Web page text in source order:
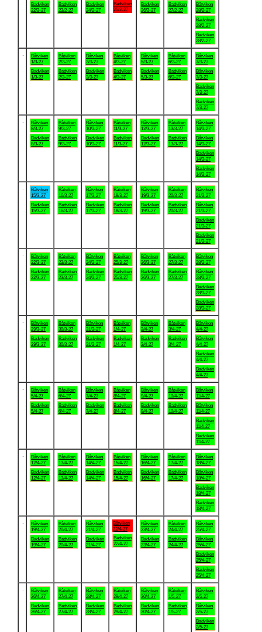
Badviken
22/2-27
Badviken
23/2-27
Badviken
24/2-27
Badviken
25/2-27
Badviken
26/2-27
Badviken
27/2-27
Båtviken
28/2-27
Badviken
28/2-27
Badviken
28/2-27
Båtviken
1/3-27
Badviken
1/3-27
Båtviken
2/3-27
Badviken
2/3-27
Båtviken
3/3-27
Badviken
3/3-27
Båtviken
4/3-27
Badviken
4/3-27
Båtviken
5/3-27
Badviken
5/3-27
Båtviken
6/3-27
Badviken
6/3-27
Båtviken
7/3-27
Båtviken
7/3-27
Badviken
7/3-27
Badviken
7/3-27
Båtviken
8/3-27
Badviken
8/3-27
Båtviken
9/3-27
Badviken
9/3-27
Båtviken
10/3-27
Badviken
10/3-27
Båtviken
11/3-27
Badviken
11/3-27
Båtviken
12/3-27
Badviken
12/3-27
Båtviken
13/3-27
Badviken
13/3-27
Båtviken
14/3-27
Båtviken
14/3-27
Badviken
14/3-27
Badviken
14/3-27
Båtviken
15/3-27
Badviken
15/3-27
Båtviken
16/3-27
Badviken
16/3-27
Båtviken
17/3-27
Badviken
17/3-27
Båtviken
18/3-27
Badviken
18/3-27
Båtviken
19/3-27
Badviken
19/3-27
Båtviken
20/3-27
Badviken
20/3-27
Båtviken
21/3-27
Båtviken
21/3-27
Badviken
21/3-27
Badviken
21/3-27
Båtviken
22/3-27
Badviken
22/3-27
Båtviken
23/3-27
Badviken
23/3-27
Båtviken
24/3-27
Badviken
24/3-27
Båtviken
25/3-27
Badviken
25/3-27
Båtviken
26/3-27
Badviken
26/3-27
Båtviken
27/3-27
Badviken
27/3-27
Båtviken
28/3-27
Båtviken
28/3-27
Badviken
28/3-27
Badviken
28/3-27
Båtviken
29/3-27
Badviken
29/3-27
Båtviken
30/3-27
Badviken
30/3-27
Båtviken
31/3-27
Badviken
31/3-27
Båtviken
1/4-27
Badviken
1/4-27
Båtviken
2/4-27
Badviken
2/4-27
Båtviken
3/4-27
Badviken
3/4-27
Båtviken
4/4-27
Båtviken
4/4-27
Badviken
4/4-27
Badviken
4/4-27
Båtviken
5/4-27
Badviken
5/4-27
Båtviken
6/4-27
Badviken
6/4-27
Båtviken
7/4-27
Badviken
7/4-27
Båtviken
8/4-27
Badviken
8/4-27
Båtviken
9/4-27
Badviken
9/4-27
Båtviken
10/4-27
Badviken
10/4-27
Båtviken
11/4-27
Båtviken
11/4-27
Badviken
11/4-27
Badviken
11/4-27
Båtviken
12/4-27
Badviken
12/4-27
Båtviken
13/4-27
Badviken
13/4-27
Båtviken
14/4-27
Badviken
14/4-27
Båtviken
15/4-27
Badviken
15/4-27
Båtviken
16/4-27
Badviken
16/4-27
Båtviken
17/4-27
Badviken
17/4-27
Båtviken
18/4-27
Båtviken
18/4-27
Badviken
18/4-27
Badviken
18/4-27
Båtviken
19/4-27
Badviken
19/4-27
Båtviken
20/4-27
Badviken
20/4-27
Båtviken
21/4-27
Badviken
21/4-27
Båtviken
22/4-27
Badviken
22/4-27
Båtviken
23/4-27
Badviken
23/4-27
Båtviken
24/4-27
Badviken
24/4-27
Båtviken
25/4-27
Båtviken
25/4-27
Badviken
25/4-27
Badviken
25/4-27
Båtviken
26/4-27
Badviken
26/4-27
Båtviken
27/4-27
Badviken
27/4-27
Båtviken
28/4-27
Badviken
28/4-27
Båtviken
29/4-27
Badviken
29/4-27
Båtviken
30/4-27
Badviken
30/4-27
Båtviken
1/5-27
Badviken
1/5-27
Båtviken
2/5-27
Båtviken
2/5-27
Badviken
2/5-27